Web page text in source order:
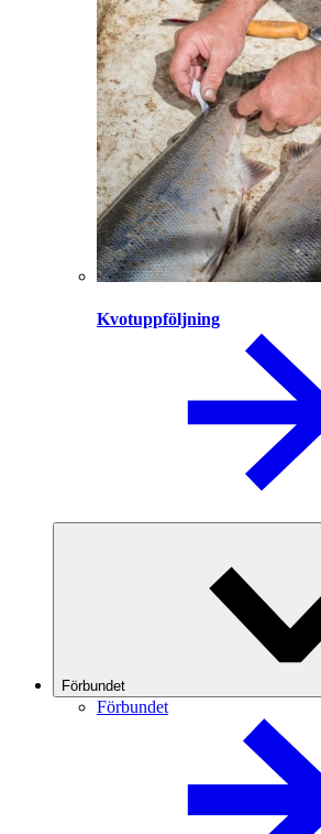
Kvotuppföljning
Förbundet
Förbundet